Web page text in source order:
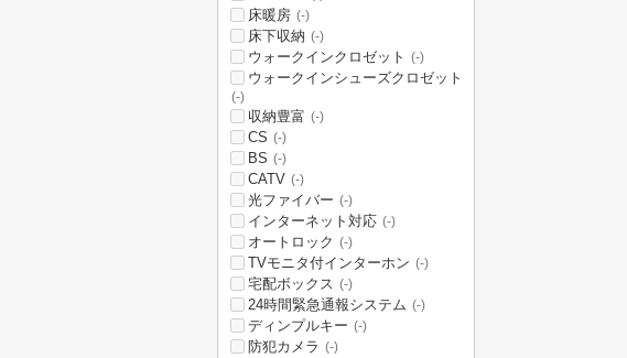
床暖房 (-)
床下収納 (-)
ウォークインクロゼット (-)
ウォークインシューズクロゼット
(-)
収納豊富 (-)
CS (-)
BS (-)
CATV (-)
光ファイバー (-)
インターネット対応 (-)
オートロック (-)
TVモニタ付インターホン (-)
宅配ボックス (-)
24時間緊急通報システム (-)
ディンプルキー (-)
防犯カメラ (-)